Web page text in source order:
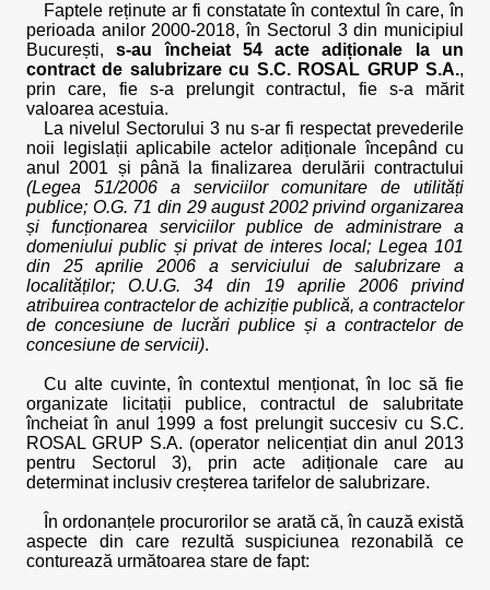
Faptele reținute ar fi constatate în contextul în care, în
perioada anilor 2000-2018, în Sectorul 3 din municipiul
București,s-au încheiat 54 acte adiționale la un
contract de salubrizare cu S.C. ROSAL GRUP S.A.,
prin care, fie s-a prelungit contractul, fie s-a mărit
valoarea acestuia.
La nivelul Sectorului 3 nu s-ar fi respectat prevederile
noii legislații aplicabile actelor adiționale începând cu
anul 2001 și până la finalizarea derulării contractului
(Legea 51/2006 a serviciilor comunitare de utilități
publice; O.G. 71 din 29 august 2002 privind organizarea
și funcționarea serviciilor publice de administrare a
domeniului public și privat de interes local; Legea 101
din 25 aprilie 2006 a serviciului de salubrizare a
localităților; O.U.G. 34 din 19 aprilie 2006 privind
atribuirea contractelor de achiziție publică, a contractelor
de concesiune de lucrări publice și a contractelor de
concesiune de servicii).
Cu alte cuvinte, în contextul menționat, în loc să fie
organizate licitații publice, contractul de salubritate
încheiat în anul 1999 a fost prelungit succesiv cu S.C.
ROSAL GRUP S.A. (operator nelicențiat din anul 2013
pentru Sectorul 3), prin acte adiționale care au
determinat inclusiv creșterea tarifelor de salubrizare.
În ordonanțele procurorilor se arată că, în cauză există
aspecte din care rezultă suspiciunea rezonabilă ce
conturează următoarea stare de fapt: